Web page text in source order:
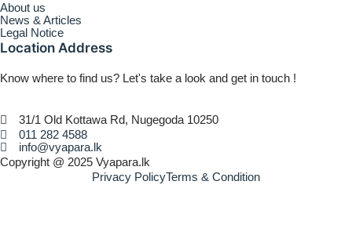
About us
News & Articles
Legal Notice
Location Address
Know where to find us? Let's take a look and get in touch !
31/1 Old Kottawa Rd, Nugegoda 10250
011 282 4588
info@vyapara.lk
Copyright @ 2025 Vyapara.lk
Privacy PolicyTerms & Condition